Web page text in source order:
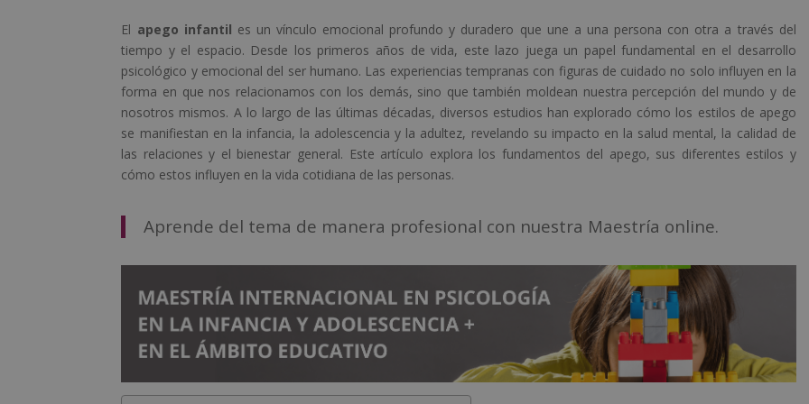
El apego infantil es un vínculo emocional profundo y duradero que une a una persona con otra a través del
tiempo y el espacio. Desde los primeros años de vida, este lazo juega un papel fundamental en el desarrollo
psicológico y emocional del ser humano. Las experiencias tempranas con figuras de cuidado no solo influyen en la
forma en que nos relacionamos con los demás, sino que también moldean nuestra percepción del mundo y de
nosotros mismos. A lo largo de las últimas décadas, diversos estudios han explorado cómo los estilos de apego
se manifiestan en la infancia, la adolescencia y la adultez, revelando su impacto en la salud mental, la calidad de
las relaciones y el bienestar general. Este artículo explora los fundamentos del apego, sus diferentes estilos y
cómo estos influyen en la vida cotidiana de las personas.
Aprende del tema de manera profesional con nuestra Maestría online.